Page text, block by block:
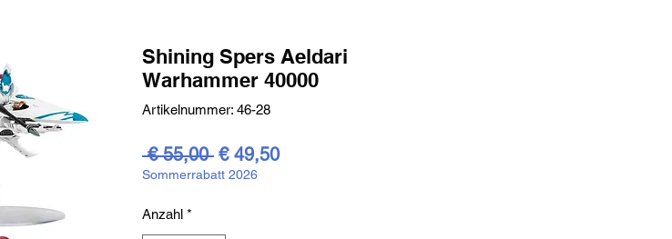
Shining Spers Aeldari
Warhammer 40000
Artikelnummer: 46-28
€ 55,00 Standardpreis
€ 49,50Sale-
Sommerrabatt 2026
Anzahl *